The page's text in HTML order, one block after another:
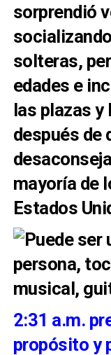
sorprendió
solteras,
edades e
las plazas y
después de
mayoría de
Estados
2:31 a.m.
propósito y